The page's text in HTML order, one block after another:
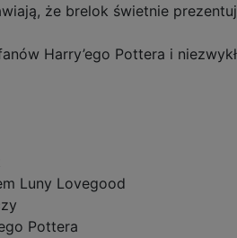
że brelok świetnie
Harry’ego Pottera i
Luny Lovegood
Pottera